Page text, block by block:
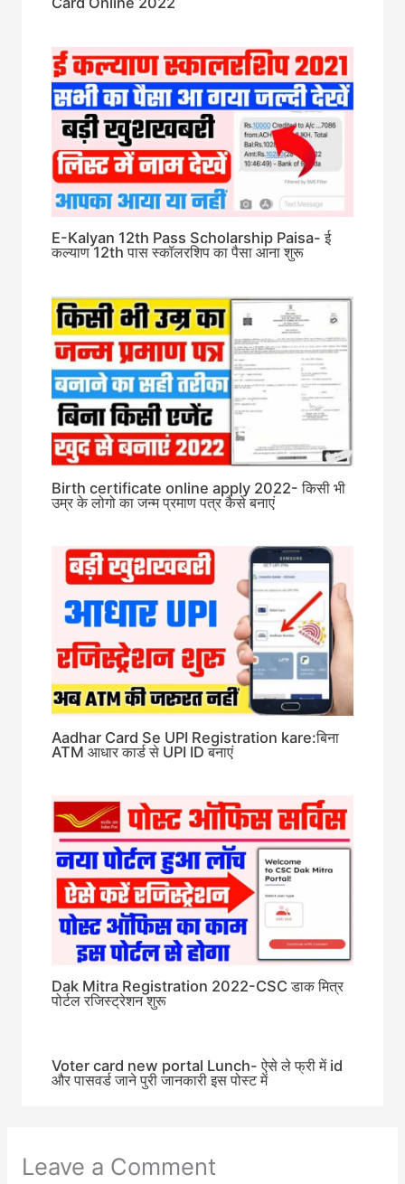
E-Kalyan 12th Pass Scholarship Paisa- ई
कल्याण 12th पास स्कॉलरशिप का पैसा आना शुरू
Birth certificate online apply 2022- किसी भी
उम्र के लोगो का जन्म प्रमाण पत्र कैसे बनाएं
Aadhar Card Se UPI Registration kare:बिना
ATM आधार कार्ड से UPI ID बनाएं
Dak Mitra Registration 2022-CSC डाक मित्र
पोर्टल रजिस्ट्रेशन शुरू
Voter card new portal Lunch- ऐसे ले फ्री में id
और पासवर्ड जाने पुरी जानकारी इस पोस्ट में
Leave a Comment